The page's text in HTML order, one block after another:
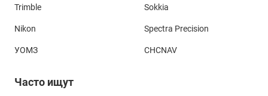
Trimble Sokkia
Nikon Spectra Precision
УОМЗ CHCNAV
Часто ищут